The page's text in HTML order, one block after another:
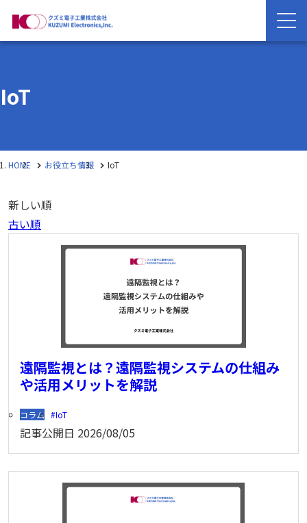
IoT
HOME お役立ち情報 IoT
新しい順
古い順
遠隔監視とは？遠隔監視システムの仕組み
や活用メリットを解説
コラム IoT
記事公開日 2026/08/05